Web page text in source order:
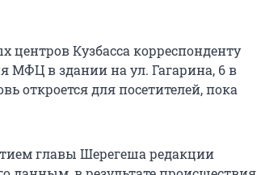
Кузбасса корреспонденту
МФЦ в здании на ул. Гагарина, 6 в
откроется для посетителей, пока
главы Шерегеша редакции